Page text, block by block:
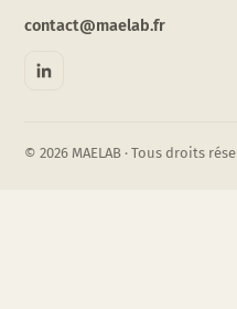
contact@maelab.fr
© 2026 MAELAB · Tous droits